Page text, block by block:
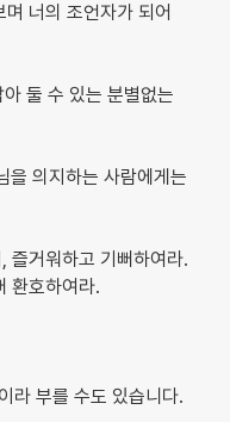
너의 조언자가 되어
둘 수 있는 분별없는
을 의지하는 사람에게는
즐거워하고 기뻐하여라.
환호하여라.
라 부를 수도 있습니다.